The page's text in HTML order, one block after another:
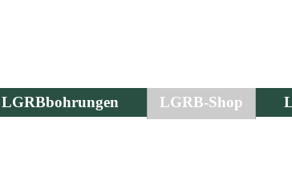
LGRBbohrungen LGRB-Shop